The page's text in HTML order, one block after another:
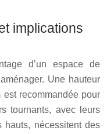
implications
d’un espace de
Une hauteur
recommandée pour
tournants, avec leurs
hauts, nécessitent des